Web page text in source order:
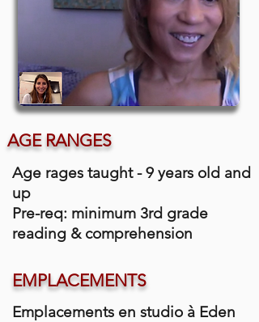
AGE RANGES
Age rages taught - 9 years old and
up
Pre-req: minimum 3rd grade
reading & comprehension
EMPLACEMENTS
Emplacements en studio à Eden